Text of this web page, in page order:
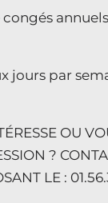
jours par
OU
?
LE :